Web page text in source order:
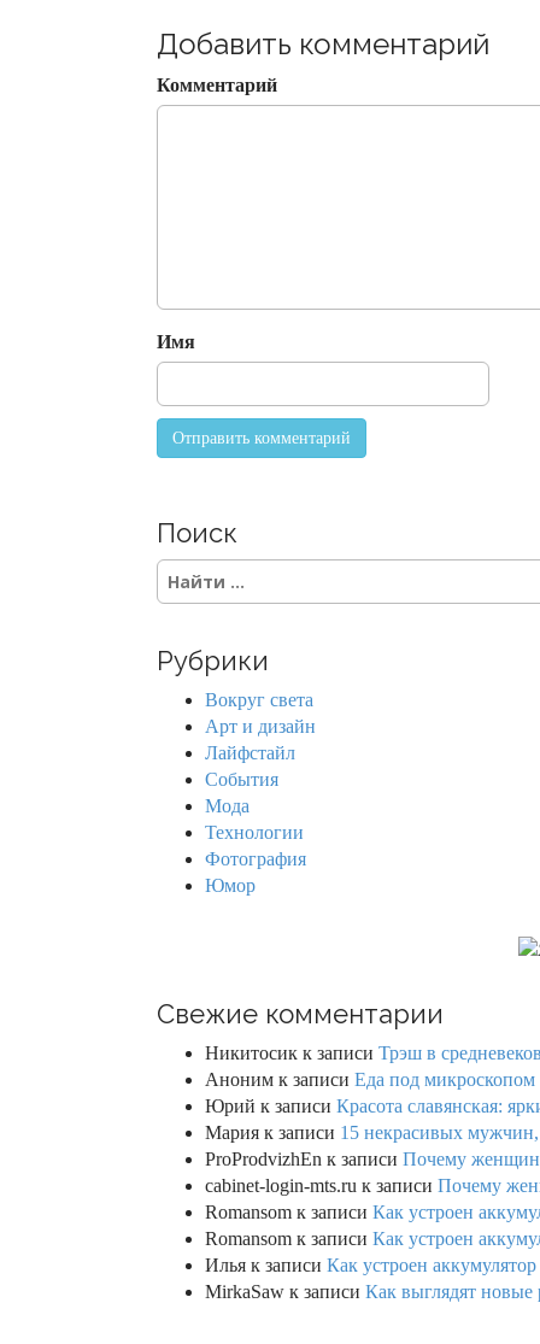
t
n
a
n
Добавить комментарий
Комментарий
Имя
Поиск
S
c
Рубрики
Вокруг света
Арт и дизайн
Лайфстайл
События
Мода
Технологии
Фотография
Юмор
Свежие комментарии
Никитосик к записи Трэш в
Аноним к записи Еда под микроскопом
Юрий к записи Красота славянская:
Мария к записи 15 некрасивых
ProProdvizhEn к записи Почему
cabinet-login-mts.ru к записи Почему
Romansom к записи Как устроен
Romansom к записи Как устроен
Илья к записи Как устроен
MirkaSaw к записи Как выглядят новые